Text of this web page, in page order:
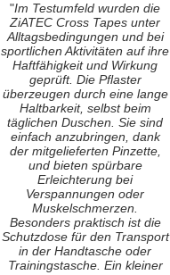
"Im Testumfeld wurden die
ZiATEC Cross Tapes unter
Alltagsbedingungen und bei
sportlichen Aktivitäten auf ihre
Haftfähigkeit und Wirkung
geprüft. Die Pflaster
überzeugen durch eine lange
Haltbarkeit, selbst beim
täglichen Duschen. Sie sind
einfach anzubringen, dank
der mitgelieferten Pinzette,
und bieten spürbare
Erleichterung bei
Verspannungen oder
Muskelschmerzen.
Besonders praktisch ist die
Schutzdose für den Transport
in der Handtasche oder
Trainingstasche. Ein kleiner